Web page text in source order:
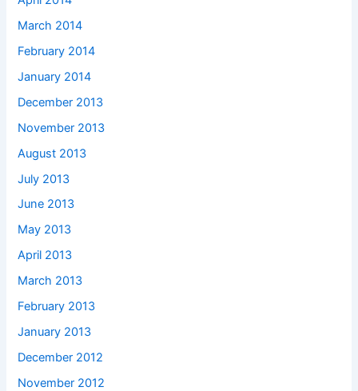
March 2014
February 2014
January 2014
December 2013
November 2013
August 2013
July 2013
June 2013
May 2013
April 2013
March 2013
February 2013
January 2013
December 2012
November 2012